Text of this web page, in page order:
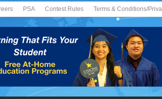
PSA Contest Rules Terms & Conditions/